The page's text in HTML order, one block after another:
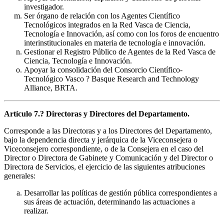
investigador.
Ser órgano de relación con los Agentes Científico
Tecnológicos integrados en la Red Vasca de Ciencia,
Tecnología e Innovación, así como con los foros de encuentro
interinstitucionales en materia de tecnología e innovación.
Gestionar el Registro Público de Agentes de la Red Vasca de
Ciencia, Tecnología e Innovación.
Apoyar la consolidación del Consorcio Científico-
Tecnológico Vasco ? Basque Research and Technology
Alliance, BRTA.
Artículo 7.? Directoras y Directores del Departamento.
Corresponde a las Directoras y a los Directores del Departamento,
bajo la dependencia directa y jerárquica de la Viceconsejera o
Viceconsejero correspondiente, o de la Consejera en el caso del
Director o Directora de Gabinete y Comunicación y del Director o
Directora de Servicios, el ejercicio de las siguientes atribuciones
generales:
Desarrollar las políticas de gestión pública correspondientes a
sus áreas de actuación, determinando las actuaciones a
realizar.